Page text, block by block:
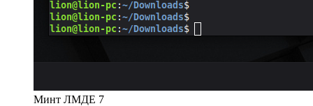
Минт ЛМДЕ 7